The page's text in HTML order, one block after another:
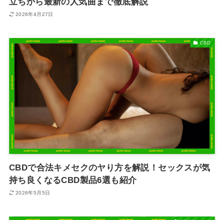
立ちから最新の人気曲まで徹底解説
2026年4月27日
CBD
CBDで合法キメセクのヤり方を解説！セックスが気
持ち良くなるCBD製品6選も紹介
2026年5月5日